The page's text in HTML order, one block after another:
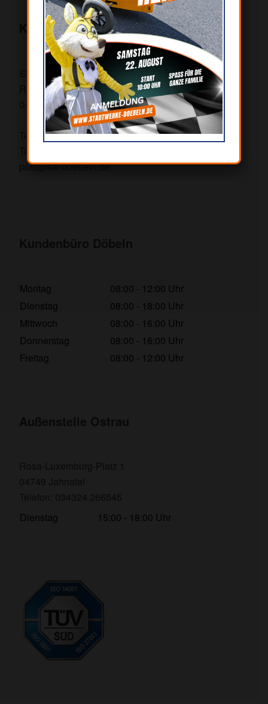
Kontakt
Stadtwerke Döbeln GmbH
Rosa-Luxemburg-Straße 9
04720 Döbeln
Telefon: 03431 721-0
post@sw-doebeln.de
Montag
08:00 - 12:00 Uhr
Dienstag
08:00 - 18:00 Uhr
Mittwoch
08:00 - 16:00 Uhr
Donnerstag
08:00 - 16:00 Uhr
Freitag
08:00 - 12:00 Uhr
Dienstag
15:00 - 18:00 Uhr
Nur essentielle akzeptieren
Einstellungen anpassen